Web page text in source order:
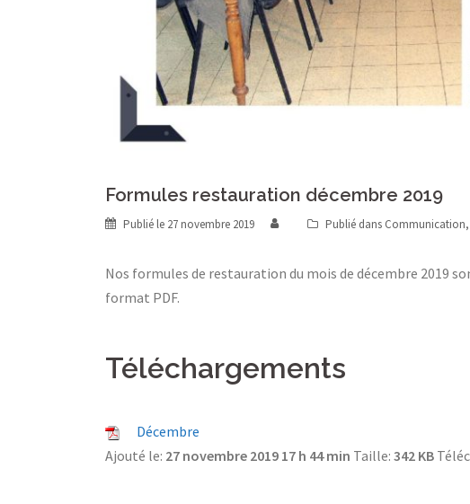
Formules restauration décembre 2019
Publié le 27 novembre 2019 Publié dans Communication,
Nos formules de restauration du mois de décembre 2019
format PDF.
Téléchargements
Décembre
Ajouté le: 27 novembre 2019 17 h 44 min Taille: 342 KB